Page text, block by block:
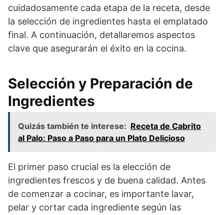
cuidadosamente cada etapa de la receta, desde
la selección de ingredientes hasta el emplatado
final. A continuación, detallaremos aspectos
clave que asegurarán el éxito en la cocina.
Selección y Preparación de
Ingredientes
Quizás también te interese: Receta de Cabrito
al Palo: Paso a Paso para un Plato Delicioso
El primer paso crucial es la elección de
ingredientes frescos y de buena calidad. Antes
de comenzar a cocinar, es importante lavar,
pelar y cortar cada ingrediente según las